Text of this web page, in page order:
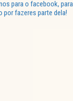
para o facebook,
por fazeres parte dela!